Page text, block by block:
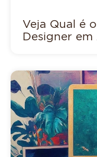
Veja Qual é
Designer em